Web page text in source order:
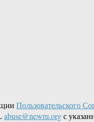
Пользовательского
abuse@newru.orgс